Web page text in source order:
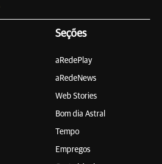
Seções
aRedePlay
aRedeNews
Web Stories
Bom dia Astral
Tempo
Empregos